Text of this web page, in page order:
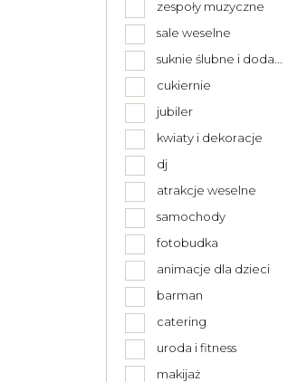
zespoły muzyczne
sale weselne
suknie ślubne i doda...
cukiernie
jubiler
kwiaty i dekoracje
dj
atrakcje weselne
samochody
fotobudka
animacje dla dzieci
barman
catering
uroda i fitness
makijaż